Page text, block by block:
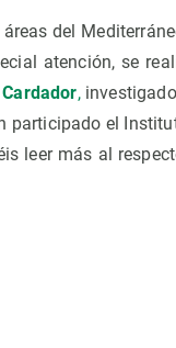
del
atención, se
,
participado el
leer más al